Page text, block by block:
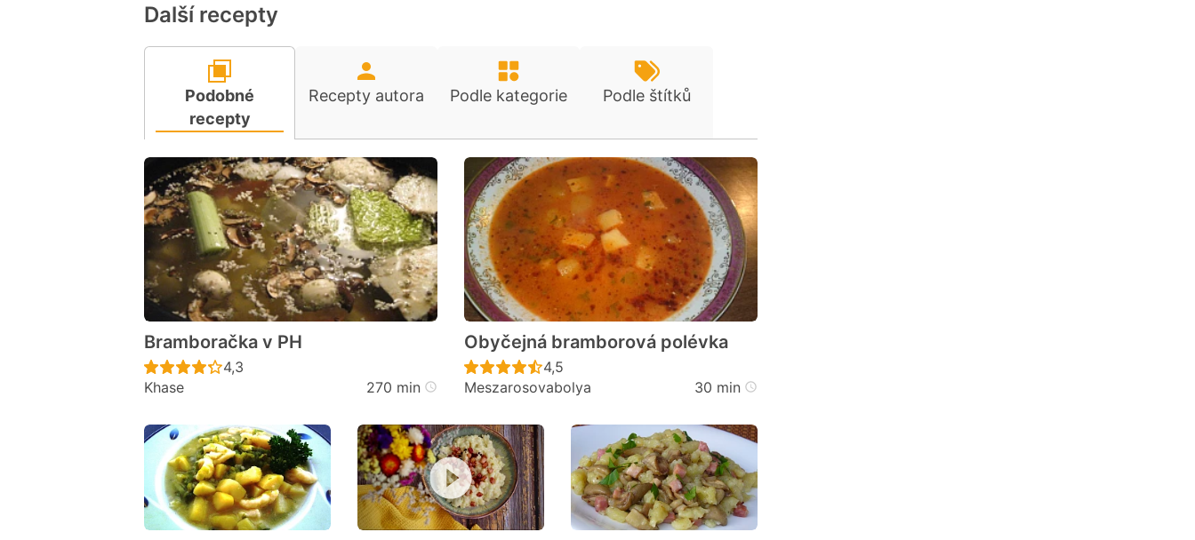
Další recepty
Podobné
recepty
Recepty autora Podle kategorie Podle štítků
Bramboračka v PH
Recept ještě nebyl hodnocen
4,3
Khase
270 min
Obyčejná bramborová polévka
Recept ještě nebyl hodnocen
4,5
Meszarosovabolya
30 min